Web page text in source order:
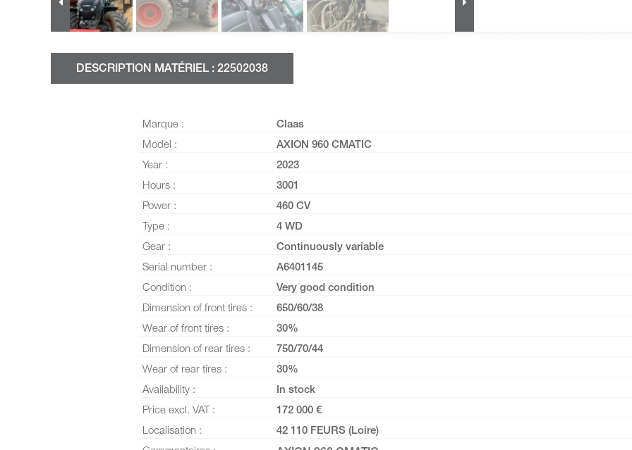
DESCRIPTION MATÉRIEL : 22502038
Marque :
Claas
Model :
AXION 960 CMATIC
Year :
2023
Hours :
3001
Power :
460 CV
Type :
4 WD
Gear :
Continuously variable
Serial number :
A6401145
Condition :
Very good condition
Dimension of front tires :
650/60/38
Wear of front tires :
30%
Dimension of rear tires :
750/70/44
Wear of rear tires :
30%
Availability :
In stock
Price excl. VAT :
172 000 €
Localisation :
42 110 FEURS (Loire)